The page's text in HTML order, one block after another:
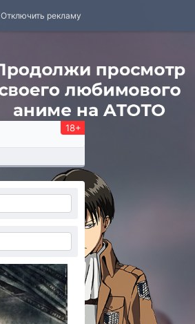
Отключить рекламу
18+